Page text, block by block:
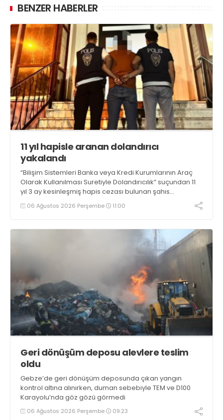
BENZER HABERLER
11 yıl hapisle aranan dolandırıcı
yakalandı
“Bilişim Sistemleri Banka veya Kredi Kurumlarının Araç
Olarak Kullanılması Suretiyle Dolandırıcılık” suçundan 11
yıl 3 ay kesinleşmiş hapis cezası bulunan şahıs
yakalandı
06 Ağustos 2026 Perşembe 11:00
Geri dönüşüm deposu alevlere teslim
oldu
Gebze’de geri dönüşüm deposunda çıkan yangın
kontrol altına alınırken, duman sebebiyle TEM ve D100
Karayolu’nda göz gözü görmedi
06 Ağustos 2026 Perşembe 09:23